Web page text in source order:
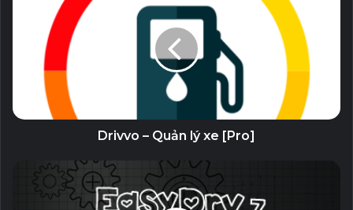
Trong chế độ 2 cửa sổ, 7-Zip giống như trình quản lý tập
tin chính thống.
Phiên bản đặc biệt 64-bit hỗ trợ ánh xạ bộ nhớ lớn để nén
nhanh hơn.
Cho phép tạo lưu trữ đông đặc (solid archive) để có tỉ lệ
nén cao hơn (khó sửa đổi tập tin nén hơn).
Có thể giải nén để xem nhanh 1 tập tin trong solid archive
=> Mật khẩu giải nén: PITVN
Drivvo – Quản lý xe [Pro]